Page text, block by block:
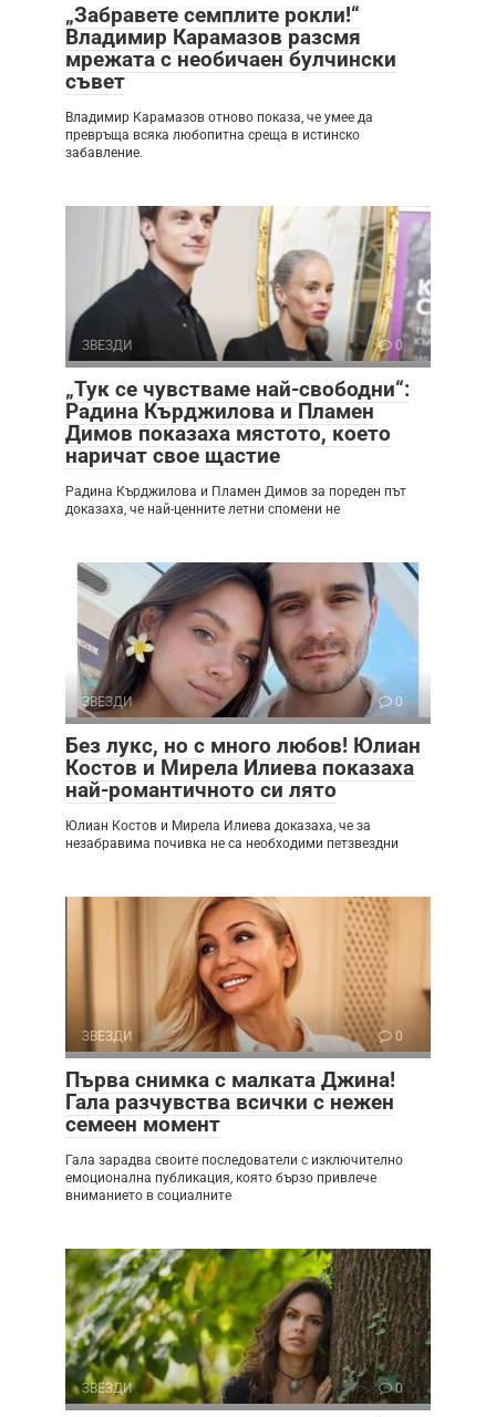
„Забравете семплите рокли!“
Владимир Карамазов разсмя
мрежата с необичаен булчински
съвет
Владимир Карамазов отново показа, че умее да
превръща всяка любопитна среща в истинско
забавление.
ЗВЕЗДИ 0
„Тук се чувстваме най-свободни“:
Радина Кърджилова и Пламен
Димов показаха мястото, което
наричат свое щастие
Радина Кърджилова и Пламен Димов за пореден път
доказаха, че най-ценните летни спомени не
ЗВЕЗДИ 0
Без лукс, но с много любов! Юлиан
Костов и Мирела Илиева показаха
най-романтичното си лято
Юлиан Костов и Мирела Илиева доказаха, че за
незабравима почивка не са необходими петзвездни
ЗВЕЗДИ 0
Първа снимка с малката Джина!
Гала разчувства всички с нежен
семеен момент
Гала зарадва своите последователи с изключително
емоционална публикация, която бързо привлече
вниманието в социалните
ЗВЕЗДИ 0